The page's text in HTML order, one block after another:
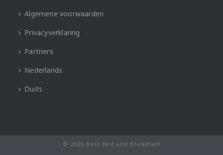
Algemene voorwaarden
Privacyverklaring
Partners
Nederlands
Duits
© 2026 Best Bed and Breakfast